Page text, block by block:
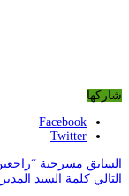
شاركها
Facebook
Twitter
السابق مسرحية
التالي كلمة السيد المدير